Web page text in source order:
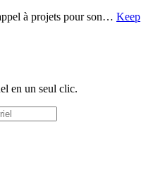
à projets pour son… Keep
en un seul clic.